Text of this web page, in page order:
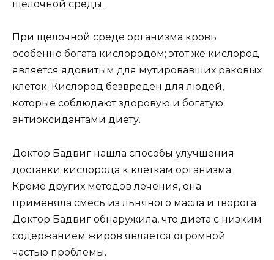
щелочной среды.
При щелочной среде организма кровь
особенно богата кислородом; этот же кислород
является ядовитым для мутировавших раковых
клеток. Кислород безвреден для людей,
которые соблюдают здоровую и богатую
антиоксидантами диету.
Доктор Бадвиг нашла способы улучшения
доставки кислорода к клеткам организма.
Кроме других методов лечения, она
применяла смесь из льняного масла и творога.
Доктор Бадвиг обнаружила, что диета с низким
содержанием жиров является огромной
частью проблемы.